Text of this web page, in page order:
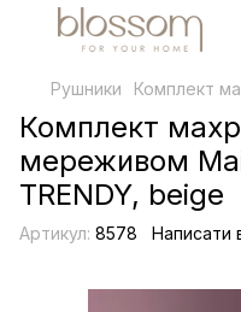
Рушники Комплект
Комплект
мереживом
TRENDY, beige
Артикул: 8578 Написати